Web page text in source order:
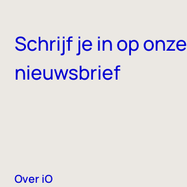
Schrijf je in op onze
nieuwsbrief
Over iO